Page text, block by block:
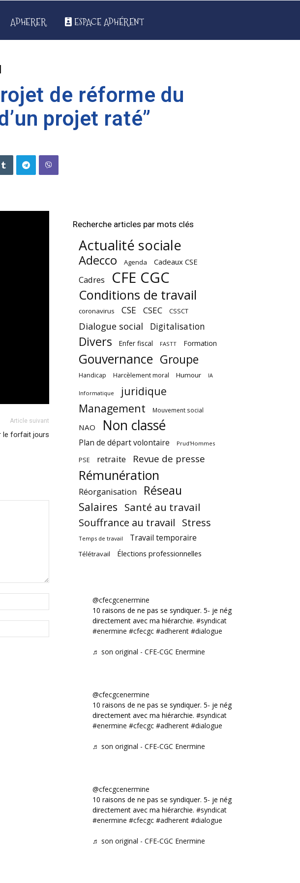
ADHERER ESPACE ADHÉRENT
de réforme du
projet raté”
Article suivant
le forfait jours
Recherche articles par mots clés
Actualité sociale
Adecco Agenda Cadeaux CSE
Cadres CFE CGC
Conditions de travail
coronavirus CSE CSEC CSSCT
Dialogue social Digitalisation
Divers Enfer fiscal FASTT Formation
Gouvernance Groupe
Handicap Harcèlement moral Humour IA
Informatique
juridique
Management
Mouvement social
NAO Non classé
Plan de départ volontaire Prud'Hommes
PSE retraite Revue de presse
Rémunération
Réorganisation Réseau
Salaires Santé au travail
Souffrance au travail Stress
Temps de travail Travail temporaire
Télétravail Élections professionnelles
@cfecgcenermine
10 raisons de ne pas se syndiquer. 5- je négocie
directement avec ma hiérarchie. #syndicat
#enermine #cfecgc #adherent #dialogue
♬ son original - CFE-CGC Enermine
@cfecgcenermine
10 raisons de ne pas se syndiquer. 5- je négocie
directement avec ma hiérarchie. #syndicat
#enermine #cfecgc #adherent #dialogue
♬ son original - CFE-CGC Enermine
@cfecgcenermine
10 raisons de ne pas se syndiquer. 5- je négocie
directement avec ma hiérarchie. #syndicat
#enermine #cfecgc #adherent #dialogue
♬ son original - CFE-CGC Enermine